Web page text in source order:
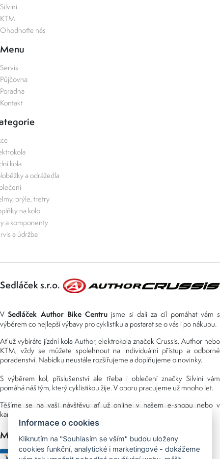
Silvini
KTM
Ohodnoťte nás
Menu
Servis
Půjčovna
Poradna
Kontakt
kola
a odrážedla
brýle, tretry
na kolo
a komponenty
a údržba
Sedláček s.r.o.
VSedláček Author Bike Centru jsme si dali za cíl pomáhat vám s
výběrem co nejlepší výbavy pro cyklistiku a postarat se o vás i po nákupu.
Ať už vybíráte jízdní kola Author, elektrokola značek Crussis, Author nebo
KTM, vždy se můžete spolehnout na individuální přístup a odborné
poradenství. Nabídku neustále rozšiřujeme a doplňujeme o novinky.
S výběrem kol, příslušenství ale třeba i oblečení značky Silvini vám
pomáhá náš tým, který cyklistikou žije. V oboru pracujeme už mnoho let.
Těšíme se na vaši návštěvu ať už online v našem e-shopu nebo v
kamenné prodejně, kterou najdete v NS (nákupní středisko) URAN.
Možnosti platby
Informace o cookies
Kliknutím na "Souhlasím se vším" budou uloženy
cookies funkční, analytické i marketingové - dokážeme